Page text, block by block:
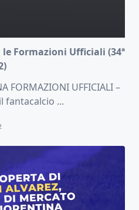
Formazioni Ufficiali (34ª
FORMAZIONI UFFICIALI –
fantacalcio ...